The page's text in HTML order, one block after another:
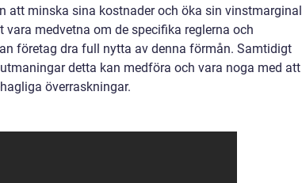
att minska sina kostnader och öka sin vinstmarginal
medvetna om de specifika reglerna och
företag dra full nytta av denna förmån. Samtidigt
detta kan medföra och vara noga med att
överraskningar.